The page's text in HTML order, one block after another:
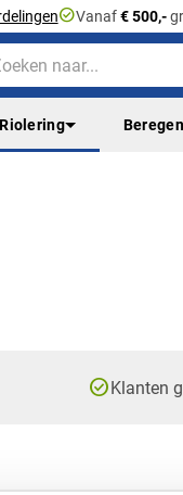
check_circleVanaf€ 500,-
Riolering
check_circleKlanten